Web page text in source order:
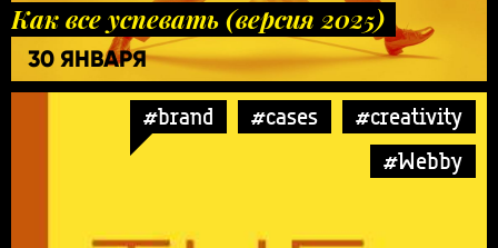
Как все успевать (версия 2025)
30 ЯНВАРЯ
#brand #cases
#creativity
#Webby